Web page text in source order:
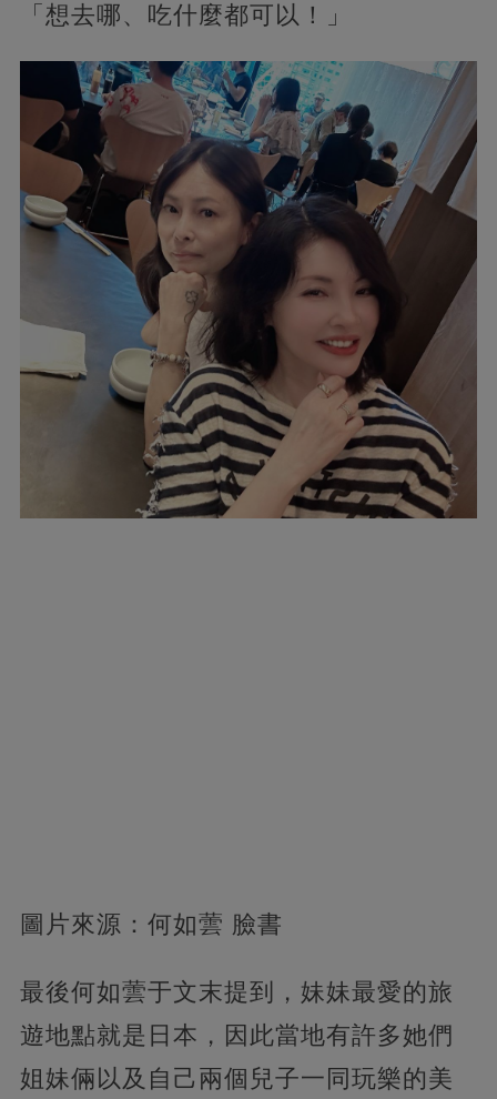
「想去哪、吃什麼都可以！」
圖片來源：何如蕓 臉書
最後何如蕓于文末提到，妹妹最愛的旅
遊地點就是日本，因此當地有許多她們
姐妹倆以及自己兩個兒子一同玩樂的美